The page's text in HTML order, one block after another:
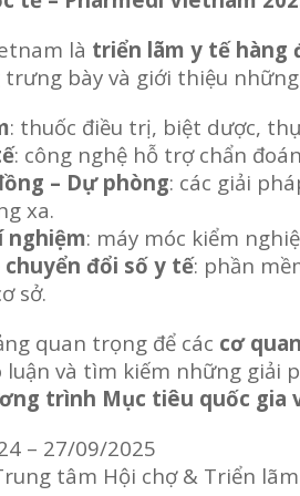
là triển lãm y tế hàng
bày và giới thiệu
: thuốc điều trị, biệt dược,
: công nghệ hỗ trợ chẩn
– Dự phòng: các giải
xa.
nghiệm: máy móc kiểm
chuyển đổi số y tế: phần
sở.
quan trọng để các cơ
luận và tìm kiếm những giải
trình Mục tiêu quốc gia
– 27/09/2025
tâm Hội chợ & Triển lãm